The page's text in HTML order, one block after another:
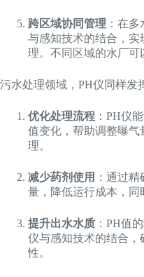
跨区域协同管理 ：在
与感知技术的结合，实
理。不同区域的水厂可
污水处理领域，PH仪同样发
优化处理流程 ：PH仪
值变化，帮助调整曝气
理。
减少药剂使用 ：通过
量，降低运行成本，同
提升出水水质 ：PH值
仪与感知技术的结合，
性。